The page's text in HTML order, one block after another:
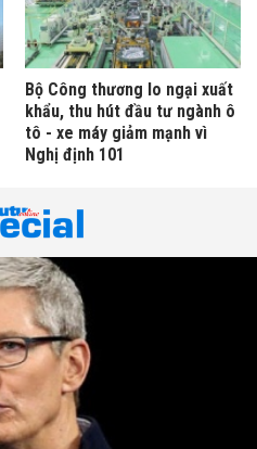
Bộ Công thương lo ngại xuất
khẩu, thu hút đầu tư ngành ô
tô - xe máy giảm mạnh vì
Nghị định 101